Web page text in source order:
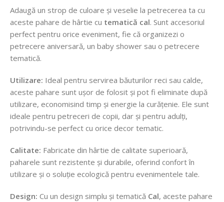
Adaugă un strop de culoare și veselie la petrecerea ta cu
aceste pahare de hârtie cu tematică cal. Sunt accesoriul
perfect pentru orice eveniment, fie că organizezi o
petrecere aniversară, un baby shower sau o petrecere
tematică.
Utilizare: Ideal pentru servirea băuturilor reci sau calde,
aceste pahare sunt ușor de folosit și pot fi eliminate după
utilizare, economisind timp și energie la curățenie. Ele sunt
ideale pentru petreceri de copii, dar și pentru adulți,
potrivindu-se perfect cu orice decor tematic.
Calitate: Fabricate din hârtie de calitate superioară,
paharele sunt rezistente și durabile, oferind confort în
utilizare și o soluție ecologică pentru evenimentele tale.
Design: Cu un design simplu și tematică Cal, aceste pahare